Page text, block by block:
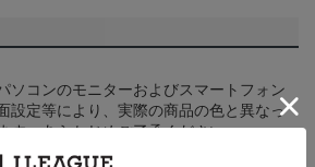
ソコンのモニターおよびスマートフォン
設定等により、実際の商品の色と異なっ
す。あらかじめご了承ください。